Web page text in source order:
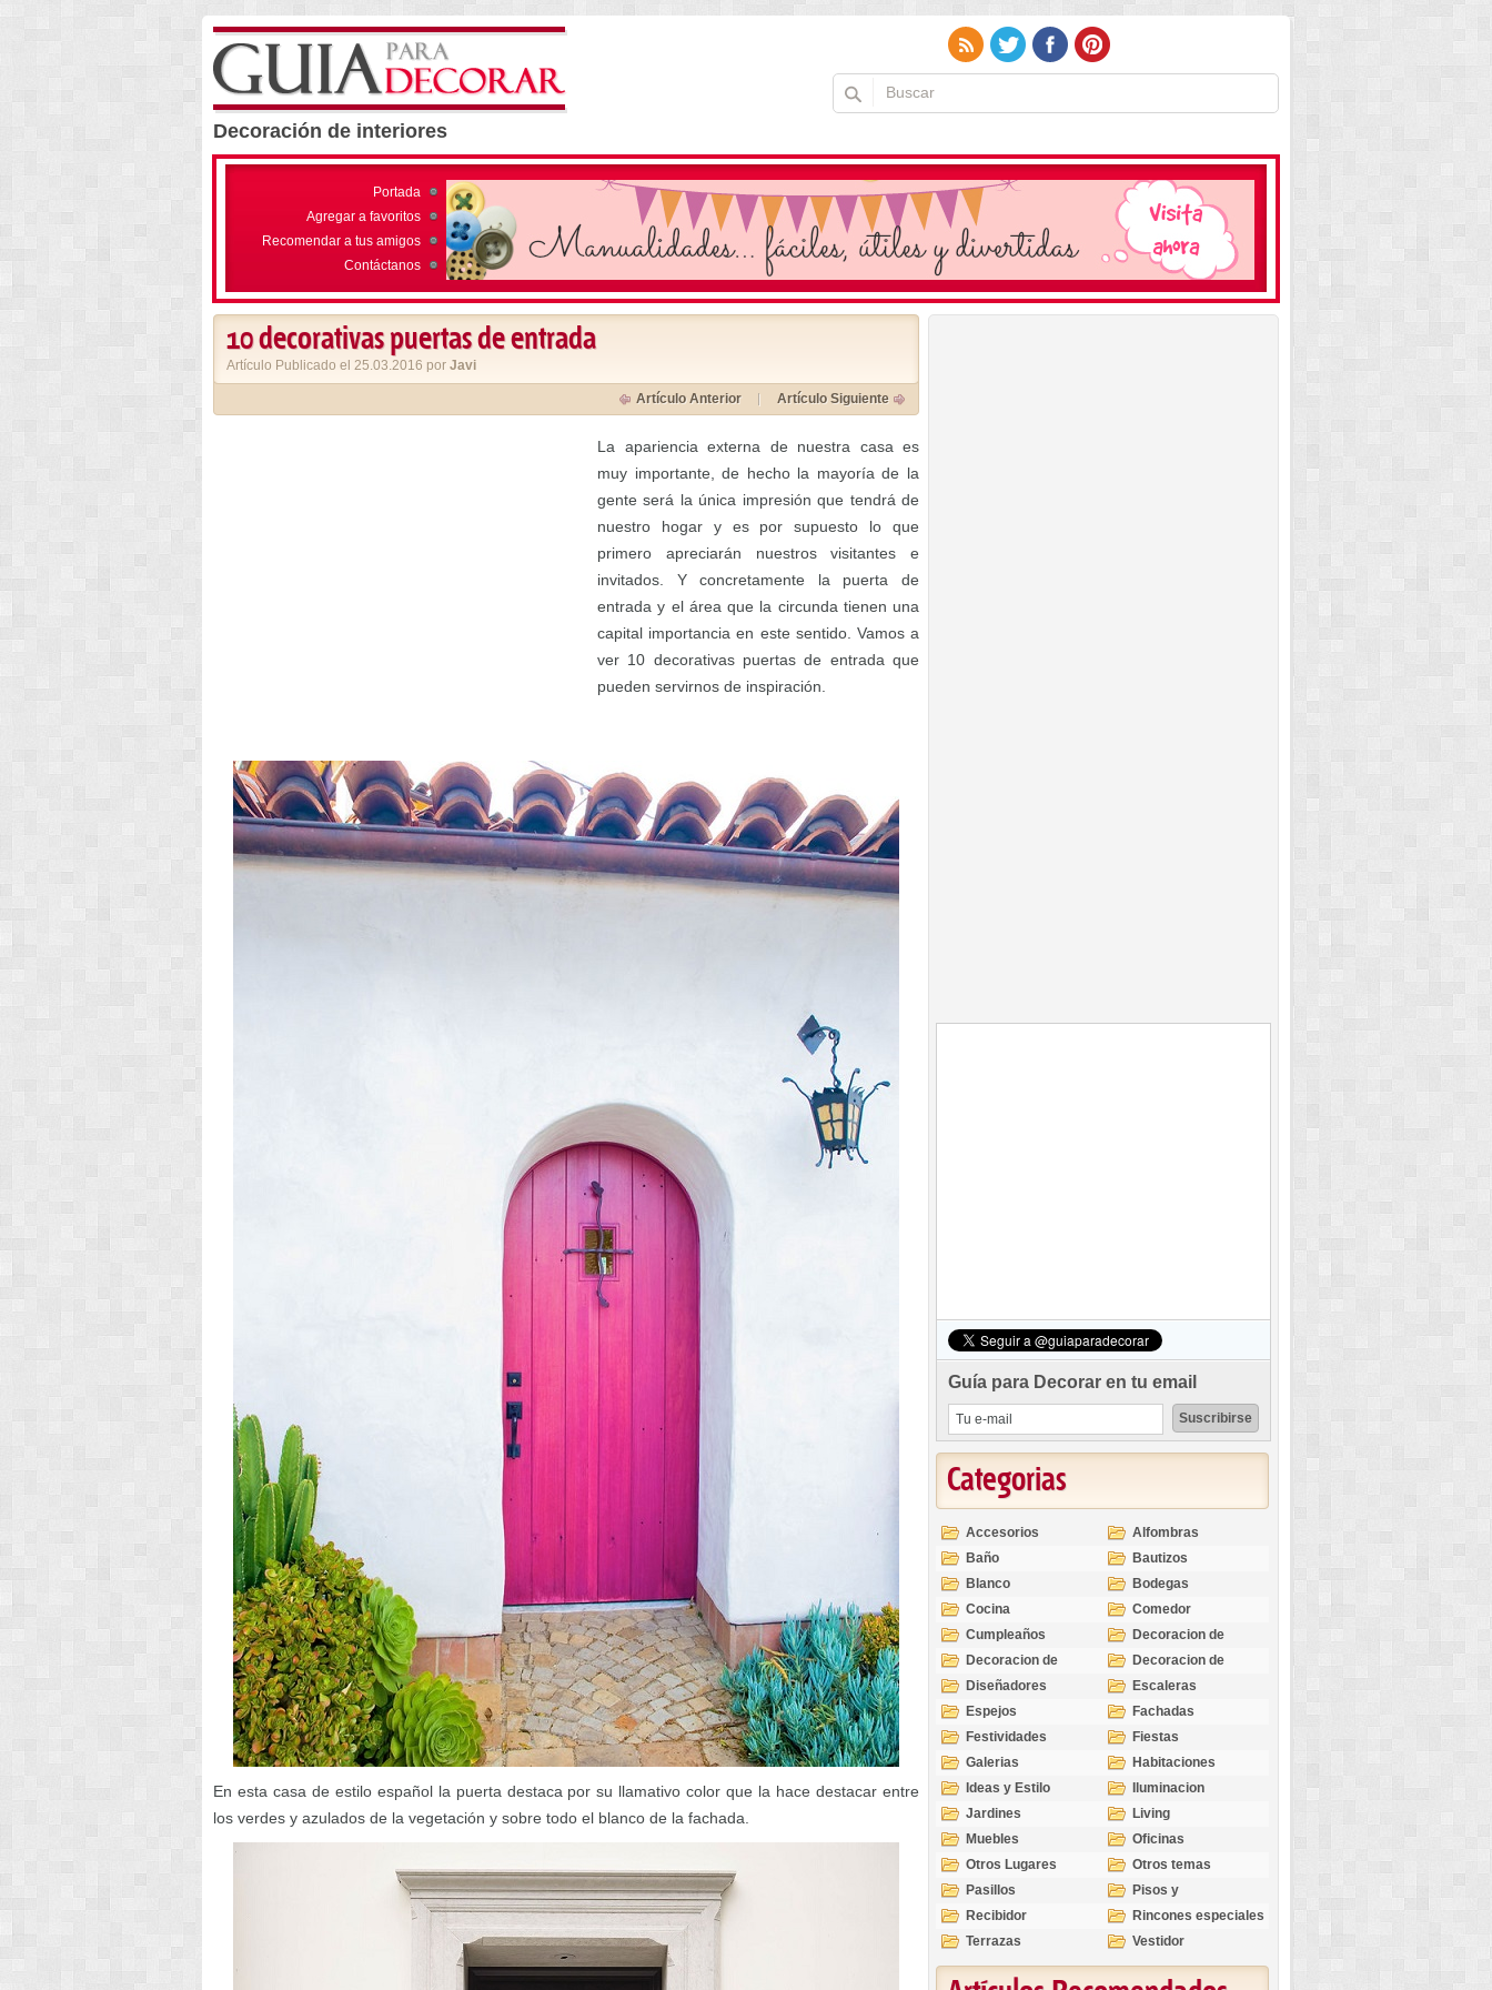
Decoración de interiores
Portada
Agregar a favoritos
Recomendar a tus amigos
Contáctanos
10 decorativas puertas de entrada
Artículo Publicado el 25.03.2016 por Javi
Artículo Anterior Artículo Siguiente
La apariencia externa de nuestra casa es
muy importante, de hecho la mayoría de la
gente será la única impresión que tendrá de
nuestro hogar y es por supuesto lo que
primero apreciarán nuestros visitantes e
invitados. Y concretamente la puerta de
entrada y el área que la circunda tienen una
capital importancia en este sentido. Vamos a
ver 10 decorativas puertas de entrada que
pueden servirnos de inspiración.
En esta casa de estilo español la puerta destaca por su llamativo color que la hace destacar entre
los verdes y azulados de la vegetación y sobre todo el blanco de la fachada.
Guía para Decorar en tu email
Categorias
Accesorios
Alfombras
Baño
Bautizos
Blanco
Bodegas
Cocina
Comedor
Cumpleaños
Decoracion de
Exteriores
Decoracion de
Interiores
Decoracion de
Ocasiones
Diseñadores
Escaleras
Espejos
Fachadas
Festividades
Fiestas
Galerias
Habitaciones
Ideas y Estilo
Iluminacion
Jardines
Living
Muebles
Oficinas
Otros Lugares
Otros temas
Pasillos
Pisos y
revestimientos
Recibidor
Rincones especiales
Terrazas
Vestidor